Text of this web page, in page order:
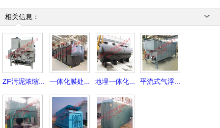
相关信息：
ZF污泥浓缩... 一体化膜处... 地埋一体化... 平流式气浮...